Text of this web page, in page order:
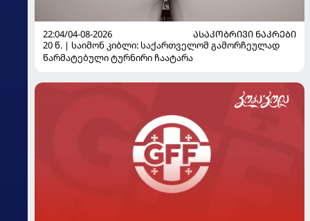
22:04/04-08-2026
ᲐᲡᲐᲙᲝᲑᲠᲘᲕᲘ ᲜᲐᲙᲠᲔᲑᲘ
20 წ. | საიმონ კიბლი: საქართველომ გამორჩეულად
წარმატებული ტურნირი ჩაატარა